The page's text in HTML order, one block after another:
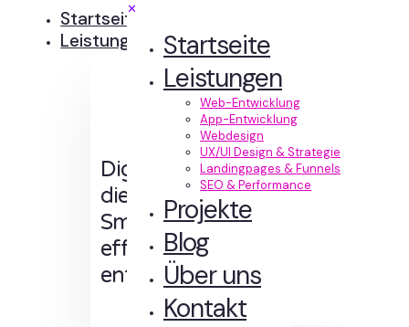
✕
Startseite
Leistungen
Web-Entwicklung
App-Entwicklung
Webdesign
UX/UI Design & Strategie
Landingpages & Funnels
SEO & Performance
Projekte
Blog
Über uns
Kontakt
Startseite
Leistungen
Digitale Erlebnisse,
die Sinn machen.
Smart designt und
effizient
entwickelt.